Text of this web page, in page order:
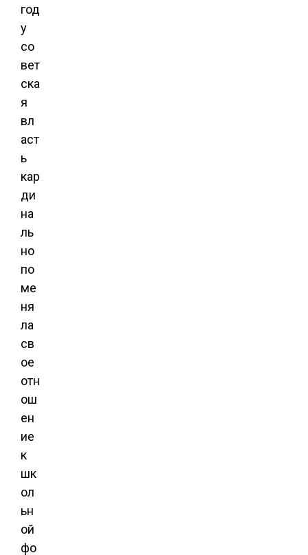
год
у
со
вет
ска
я
вл
аст
ь
кар
ди
на
ль
но
по
ме
ня
ла
св
ое
отн
ош
ен
ие
к
шк
ол
ьн
ой
фо